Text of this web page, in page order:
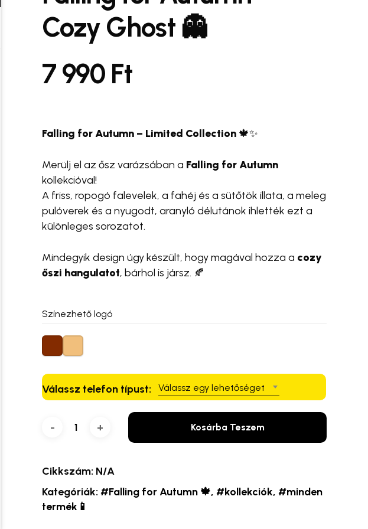
#snap and shoot
#cross body
#case Bottle 💧✨
Cozy Ghost 👻
7 990 Ft
Falling for Autumn – Limited Collection 🍁✨
Merülj el az ősz varázsában a Falling for Autumn
kollekcióval!
A friss, ropogó falevelek, a fahéj és a sütőtök illata, a meleg
pulóverek és a nyugodt, aranyló délutánok ihlették ezt a
különleges sorozatot.
Mindegyik design úgy készült, hogy magával hozza a cozy
őszi hangulatot, bárhol is jársz. 🍂
Színezhető logó
Válassz telefon típust: Válassz egy lehetőséget
Kosárba Teszem
Cikkszám: N/A
Kategóriák:#Falling for Autumn 🍁,#kollekciók,#minden
termék📱
A nevem, e-mail címem, és weboldalcímem mentése a böngészőben
a következő hozzászólásomhoz.